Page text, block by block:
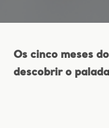
Os cinco meses
descobrir o